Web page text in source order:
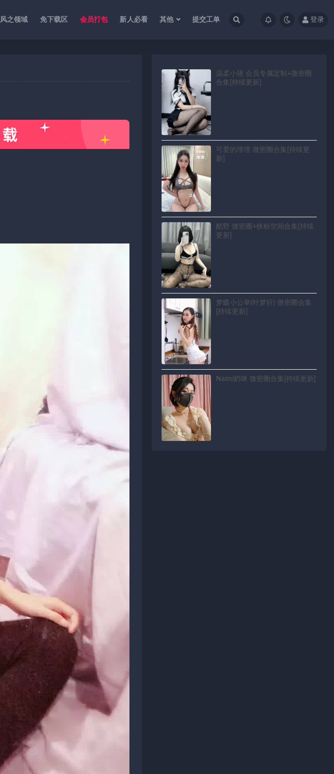
风之领域 免下载区 会员打包 新人必看 其他 提交工单 登录
温柔小猪 会员专属定制+微密圈
合集[持续更新]
可爱的埋埋 微密圈合集[持续更
新]
酷野 微密圈+铁粉空间合集[持续
更新]
梦蝶小公举(叶梦轩) 微密圈合集
[持续更新]
Naimi奶咪 微密圈合集[持续更新]